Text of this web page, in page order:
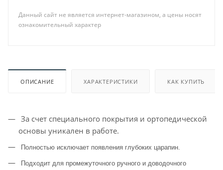
Данный сайт не является интернет-магазином, а цены носят
ознакомительный характер
ОПИСАНИЕ ХАРАКТЕРИСТИКИ КАК КУПИТЬ
За счет специального покрытия и ортопедической
основы уникален в работе.
Полностью исключает появления глубоких царапин.
Подходит для промежуточного ручного и доводочного